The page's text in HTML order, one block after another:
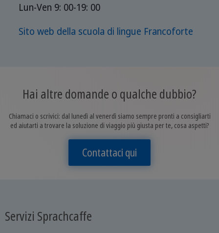
Lun-Ven 9: 00-19: 00
Sito web della scuola di lingue Francoforte
Hai altre domande o qualche dubbio?
Chiamaci o scrivici: dal lunedì al venerdì siamo sempre pronti a consigliarti
ed aiutarti a trovare la soluzione di viaggio più giusta per te, cosa aspetti?
Contattaci qui
Servizi Sprachcaffe